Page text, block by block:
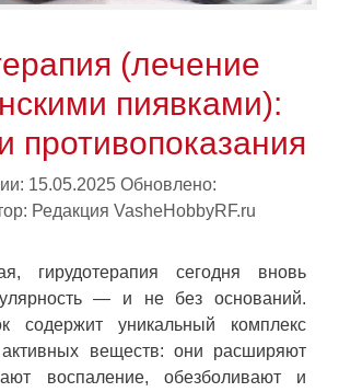
(лечение
пиявками):
противопоказания
15.05.2025 Обновлено:
Редакция VasheHobbyRF.ru
гирудотерапия сегодня вновь
— и не без оснований.
содержит уникальный комплекс
активных веществ: они расширяют
воспаление, обезболивают и